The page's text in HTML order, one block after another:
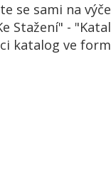
se sami na
Stažení" -
katalog ve